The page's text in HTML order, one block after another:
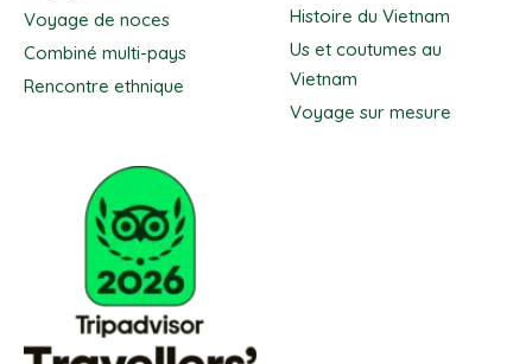
Voyage de noces
Combiné multi-pays
Rencontre ethnique
Histoire du Vietnam
Us et coutumes au
Vietnam
Voyage sur mesure